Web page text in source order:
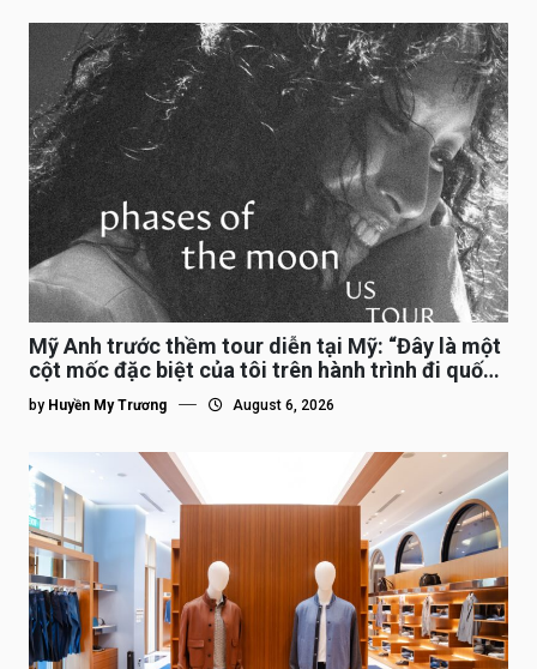
Mỹ Anh trước thềm tour diễn tại Mỹ: “Đây là một
cột mốc đặc biệt của tôi trên hành trình đi quốc
tế”
by Huyền My Trương August 6, 2026